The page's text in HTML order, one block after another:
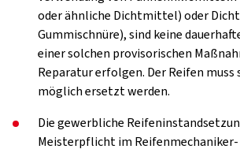
oder ähnliche Dichtmittel) oder
Gummischnüre), sind keine
einer solchen provisorischen
Reparatur erfolgen. Der Reifen muss
möglich ersetzt werden.
Die gewerbliche
Meisterpflicht im Reifenmechaniker-